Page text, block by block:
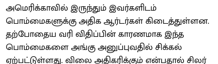
அமெரிக்காவில் இருந்தும் இவர்களிடம்
பொம்மைகளுக்கு அதிக ஆர்டர்கள் கிடைத்துள்ளன.
தற்போதைய வரி விதிப்பின் காரணமாக இந்த
பொம்மைகளை அங்கு அனுப்புவதில் சிக்கல்
ஏற்பட்டுள்ளது. விலை அதிகரிக்கும் என்பதால் சிலர்